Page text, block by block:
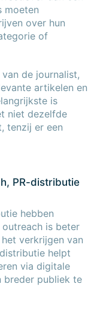
moeten
over hun
of
de journalist,
artikelen en
is
niet dezelfde
tenzij er een
PR-distributie
hebben
is beter
verkrijgen van
helpt
via digitale
breder publiek te